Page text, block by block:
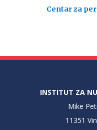
Centar za
INSTITUT ZA
Mike
11351